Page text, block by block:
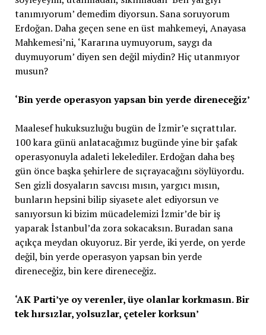
tanımıyorum’ demedim diyorsun. Sana soruyorum
Erdoğan. Daha geçen sene en üst mahkemeyi, Anayasa
Mahkemesi’ni, ‘Kararına uymuyorum, saygı da
duymuyorum’ diyen sen değil miydin? Hiç utanmıyor
musun?
‘Bin yerde operasyon yapsan bin yerde direneceğiz’
Maalesef hukuksuzluğu bugün de İzmir’e sıçrattılar.
100 kara günü anlatacağımız bugünde yine bir şafak
operasyonuyla adaleti lekelediler. Erdoğan daha beş
gün önce başka şehirlere de sıçrayacağını söylüyordu.
Sen gizli dosyaların savcısı mısın, yargıcı mısın,
bunların hepsini bilip siyasete alet ediyorsun ve
sanıyorsun ki bizim mücadelemizi İzmir’de bir iş
yaparak İstanbul’da zora sokacaksın. Buradan sana
açıkça meydan okuyoruz. Bir yerde, iki yerde, on yerde
değil, bin yerde operasyon yapsan bin yerde
direneceğiz, bin kere direneceğiz.
‘AK Parti’ye oy verenler, üye olanlar korkmasın. Bir
tek hırsızlar, yolsuzlar, çeteler korksun’